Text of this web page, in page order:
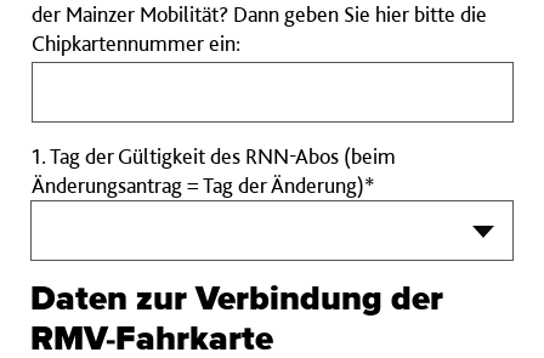
der Mainzer Mobilität? Dann geben Sie hier bitte die
Chipkartennummer ein:
Sie
ein
eTicket
RheinMain
Mobilität?
Dann
1. Tag der Gültigkeit des RNN-Abos (beim
Änderungsantrag = Tag der Änderung)*
Daten zur Verbindung der
RMV-Fahrkarte